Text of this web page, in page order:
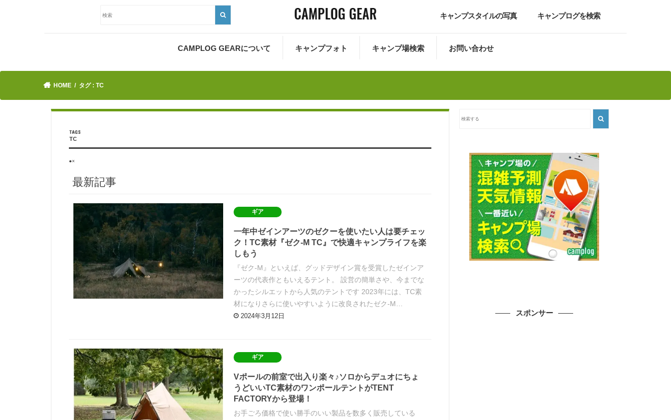
キャンプスタイルの写真 キャンプログを検索
CAMPLOG GEARについて キャンプフォト キャンプ場検索 お問い合わせ
HOME タグ : TC
TC
●×
最新記事
ギア
一年中ゼインアーツのゼクーを使いたい人は要チェッ
ク！TC素材『ゼク-M TC』で快適キャンプライフを楽
しもう
『ゼク-M』といえば、グッドデザイン賞を受賞したゼインア
ーツの代表作ともいえるテント。 設営の簡単さや、今までな
かったシルエットから人気のテントです 2023年には、TC素
材になりさらに使いやすいように改良されたゼク-M…
2024年3月12日
ギア
Vポールの前室で出入り楽々♪ソロからデュオにちょ
うどいいTC素材のワンポールテントがTENT
FACTORYから登場！
お手ごろ価格で使い勝手のいい製品を数多く販売している
スポンサー